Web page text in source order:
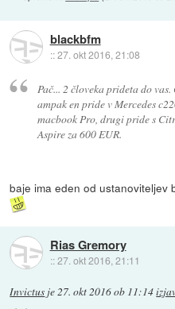
blackbfm
::27. okt 2016, 21:08
Pač... 2 človeka prideta do
ampak en pride v Mercedes
macbook Pro, drugi pride s
Aspire za 600 EUR.
baje ima eden od ustanoviteljev
Rias Gremory
::27. okt 2016, 21:11
Invictus je27. okt 2016 ob 11:14